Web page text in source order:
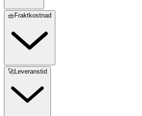
🧺Fraktkostnad
🚀Leveranstid